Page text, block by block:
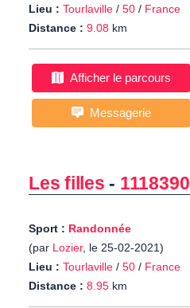
Lieu : Tourlaville / 50 / France
Distance : 9.08 km
Afficher le parcours
Messagerie
Les filles - 1118390
Sport : Randonnée
(par Lozier, le 25-02-2021)
Lieu : Tourlaville / 50 / France
Distance : 8.95 km